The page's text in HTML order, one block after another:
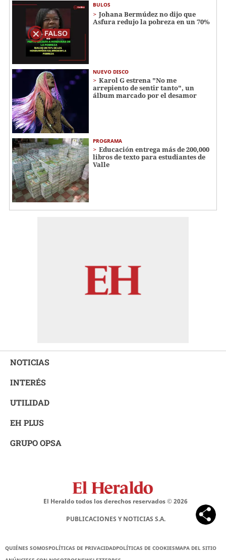
BULOS
Johana Bermúdez no dijo que
Asfura redujo la pobreza en un 70%
NUEVO DISCO
Karol G estrena "No me
arrepiento de sentir tanto", un
álbum marcado por el desamor
PROGRAMA
Educación entrega más de 200,000
libros de texto para estudiantes de
Valle
NOTICIAS
INTERÉS
UTILIDAD
EH PLUS
GRUPO OPSA
El Heraldo todos los derechos reservados ©2026
PUBLICACIONES Y NOTICIAS S.A.
QUIÉNES SOMOSPOLÍTICAS DE PRIVACIDADPOLÍTICAS DE COOKIESMAPA DEL SITIO